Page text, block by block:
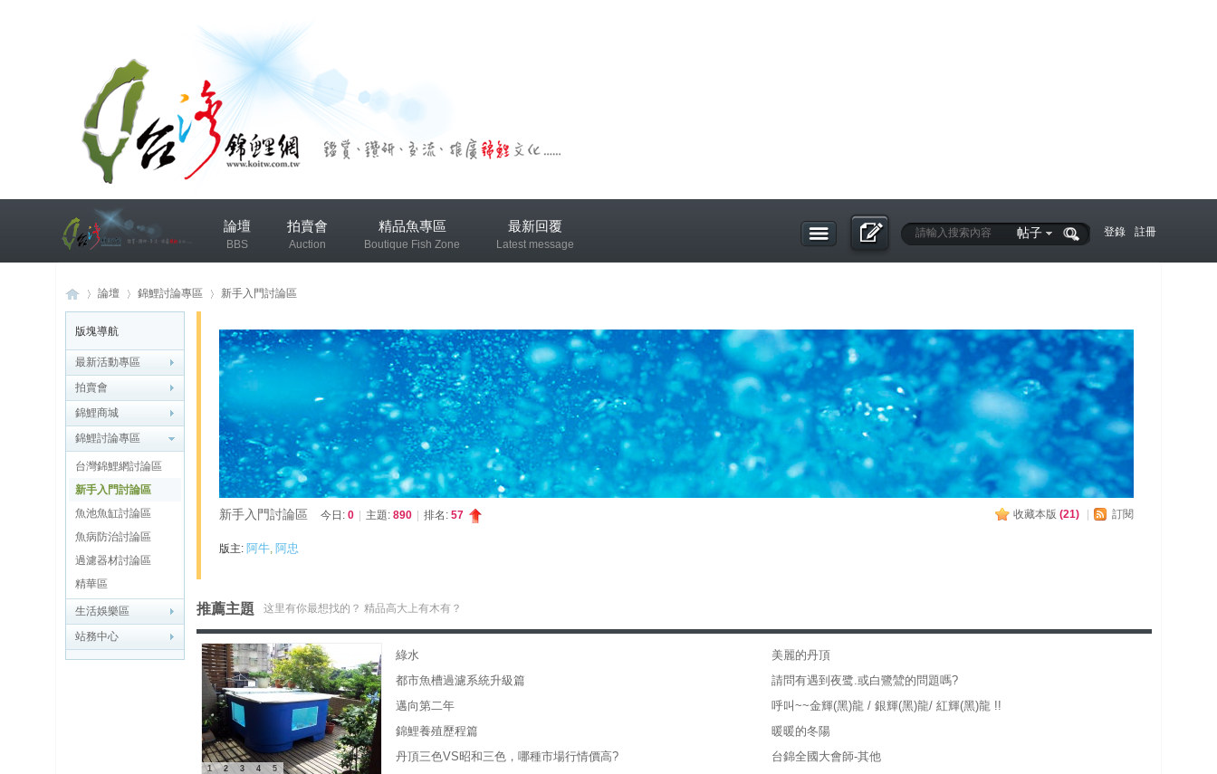
論壇
BBS
拍賣會
Auction
精品魚專區
Boutique Fish Zone
最新回覆
Latest message
錦鯉協會專區
登錄 註冊
帖子
»
論壇 錦鯉討論專區 新手入門討論區
版塊導航
最新活動專區
拍賣會
錦鯉商城
錦鯉討論專區
台灣錦鯉網討論區
新手入門討論區
魚池魚缸討論區
魚病防治討論區
過濾器材討論區
精華區
生活娛樂區
站務中心
收藏本版 (21) 訂閱
新手入門討論區 今日: 0 主題: 890 排名: 57
版主: 阿牛, 阿忠
推薦主題 这里有你最想找的？ 精品高大上有木有？
1 2 3 4 5
綠水
美麗的丹頂
都市魚槽過濾系統升級篇
請問有遇到夜鹭.或白鷺鷥的問題嗎?
邁向第二年
呼叫~~金輝(黑)龍 / 銀輝(黑)龍/ 紅輝(黑)龍 !!
錦鯉養殖歷程篇
暖暖的冬陽
丹頂三色VS昭和三色，哪種市場行情價高?
台錦全國大會師-其他